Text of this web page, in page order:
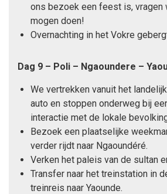
ons bezoek een feest is, vragen
mogen doen!
Overnachting in het Vokre
Dag 9 – Poli – Ngaoundere –
We vertrekken vanuit het
auto en stoppen onderweg bij
interactie met de lokale
Bezoek een plaatselijke
verder rijdt naar Ngaoundéré.
Verken het paleis van de sultan
Transfer naar het treinstation in
treinreis naar Yaounde.